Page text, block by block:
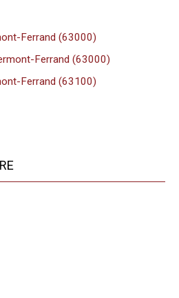
Ferrand (63000)
Ferrand (63000)
Ferrand (63100)